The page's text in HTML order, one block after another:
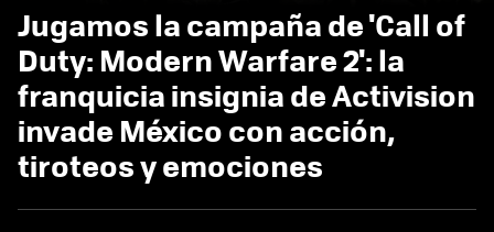
Jugamos la campaña de 'Call of
Duty: Modern Warfare 2': la
franquicia insignia de Activision
invade México con acción,
tiroteos y emociones